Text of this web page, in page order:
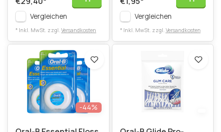
Vergleichen
* Inkl. MwSt. zzgl. Versandkosten
Vergleichen
* Inkl. MwSt. zzgl. Versandkosten
-44%